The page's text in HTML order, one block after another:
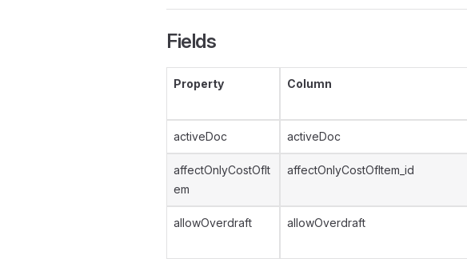
Fields
Property Column
activeDoc activeDoc
affectOnlyCostOfIt
em
affectOnlyCostOfItem_id
allowOverdraft allowOverdraft